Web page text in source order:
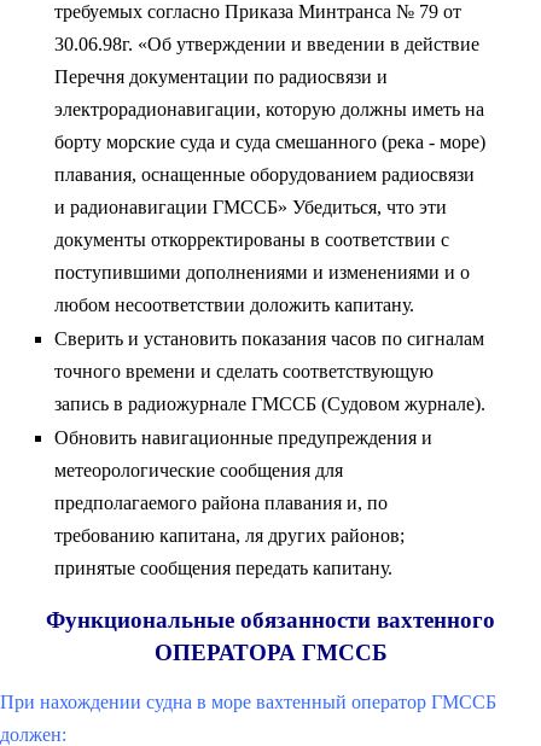
требуемых согласно Приказа Минтранса № 79 от
30.06.98г. «Об утверждении и введении в действие
Перечня документации по радиосвязи и
электрорадионавигации, которую должны иметь на
борту морские суда и суда смешанного (река - море)
плавания, оснащенные оборудованием радиосвязи
и радионавигации ГМССБ» Убедиться, что эти
документы откорректированы в соответствии с
поступившими дополнениями и изменениями и о
любом несоответствии доложить капитану.
Сверить и установить показания часов по сигналам
точного времени и сделать соответствующую
запись в радиожурнале ГМССБ (Судовом журнале).
Обновить навигационные предупреждения и
метеорологические сообщения для
предполагаемого района плавания и, по
требованию капитана, ля других районов;
принятые сообщения передать капитану.
Функциональные обязанности вахтенного
ОПЕРАТОРА ГМССБ
При нахождении судна в море вахтенный оператор ГМССБ
должен: